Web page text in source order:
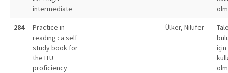
intermediate
284
Practice in
reading : a self
study book for
the ITU
proficiency
Ülker, Nilüfer
için